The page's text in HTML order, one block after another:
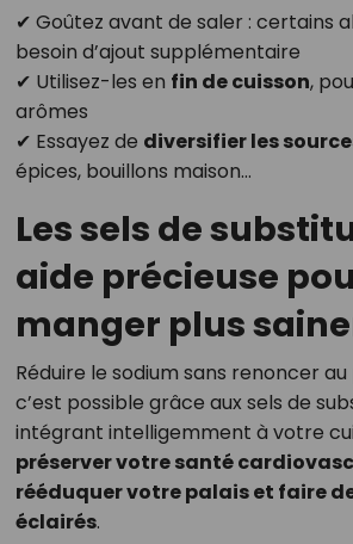
✔ Goûtez avant de saler : certains
besoin d’ajout supplémentaire
✔ Utilisez-les en fin de cuisson,
arômes
✔ Essayez de diversifier les
épices, bouillons maison…
Les sels de
aide précieuse
manger plus
Réduire le sodium sans renoncer
c’est possible grâce aux sels de
intégrant intelligemment à votre
préserver votre santé
rééduquer votre palais et faire
éclairés.